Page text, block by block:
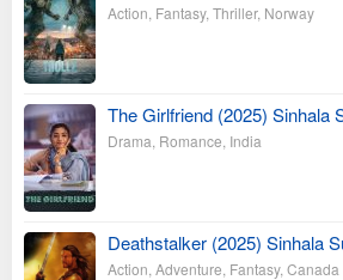
Action Fantasy, Thriller, Norway
The Girlfriend (2025) Sinhala
Drama Romance India
Deathstalker (2025) Sinhala
Action Adventure Fantasy, Canada